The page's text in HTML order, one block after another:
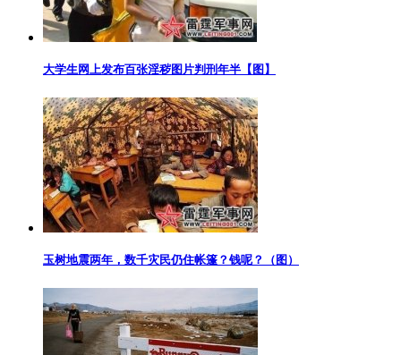
大学生网上发布百张淫秽图片判刑年半【图】
玉树地震两年，数千灾民仍住帐篷？钱呢？（图）